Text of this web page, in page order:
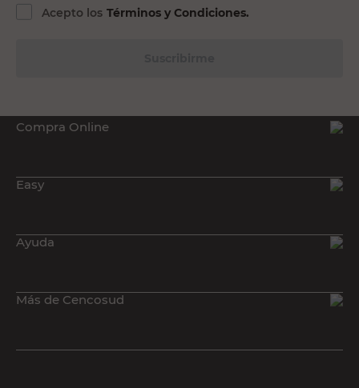
Acepto los Términos y Condiciones.
Compra Online
Easy
Ayuda
Más de Cencosud